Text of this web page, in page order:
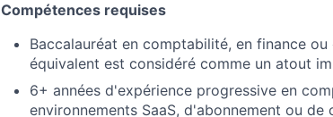
Compétences requises
Baccalauréat en comptabilité, en finance
équivalent est considéré comme un atout
6+ années d'expérience progressive en
environnements SaaS, d'abonnement ou de